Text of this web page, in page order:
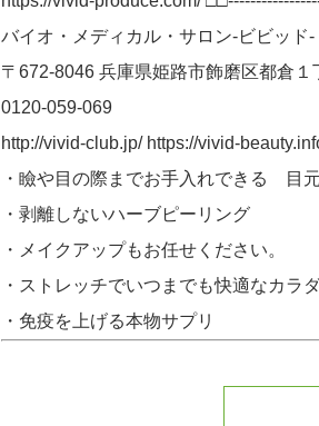
バイオ・メディカル・サロン-ビビッド-
〒672-8046 兵庫県姫路市飾磨区都倉１
0120-059-069
http://vivid-club.jp/ https://vivid-
・瞼や目の際までお手入れできる 目
・剥離しないハーブピーリング
・メイクアップもお任せください。
・ストレッチでいつまでも快適なカラ
・免疫を上げる本物サプリ